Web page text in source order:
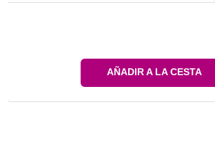
AÑADIR A LA CESTA